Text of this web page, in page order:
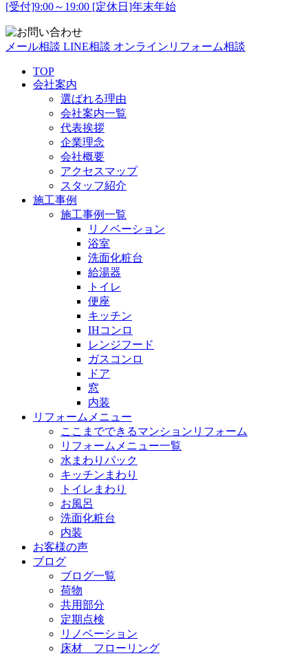
[受付]9:00～19:00 [定休日]年末年始
メール相談 LINE相談 オンラインリフォーム相談
TOP
会社案内
選ばれる理由
会社案内一覧
代表挨拶
企業理念
会社概要
アクセスマップ
スタッフ紹介
施工事例
施工事例一覧
リノベーション
浴室
洗面化粧台
給湯器
トイレ
便座
キッチン
IHコンロ
レンジフード
ガスコンロ
ドア
窓
内装
リフォームメニュー
ここまでできるマンションリフォーム
リフォームメニュー一覧
水まわりパック
キッチンまわり
トイレまわり
お風呂
洗面化粧台
内装
お客様の声
ブログ
ブログ一覧
荷物
共用部分
定期点検
リノベーション
床材 フローリング